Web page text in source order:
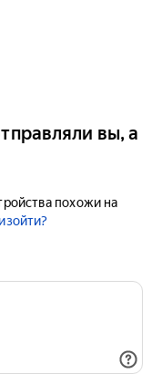
вы, а
похожи на